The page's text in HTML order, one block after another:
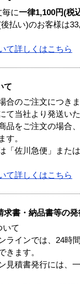
毎に一律1,100円(税
払い)のお客様は
て詳しくはこちら
て
合のご注文につき
て当社より発送い
品をご注文の場合
す。
「佐川急便」また
て詳しくはこちら
求書・納品書等の
いて
ラインでは、24時
きます。
見積書発行には、